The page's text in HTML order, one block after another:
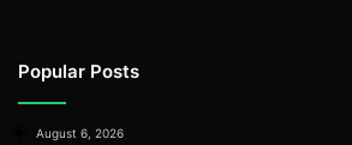
Popular Posts
August 6, 2026